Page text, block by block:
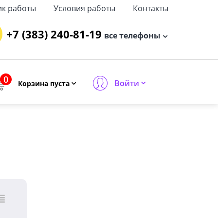
работы Условия работы Контакты
+7 (383) 240-81-19 все телефоны
0 Корзина пуста Войти